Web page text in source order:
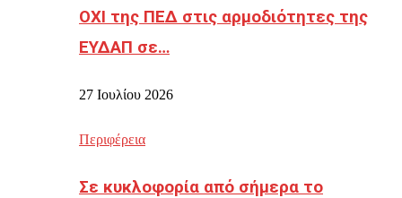
ΟΧΙ της ΠΕΔ στις αρμοδιότητες της
ΕΥΔΑΠ σε…
27 Ιουλίου 2026
Περιφέρεια
Σε κυκλοφορία από σήμερα το